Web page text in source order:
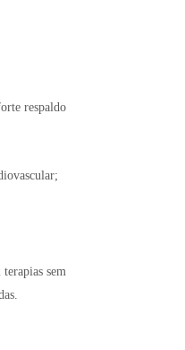
respaldo
sem